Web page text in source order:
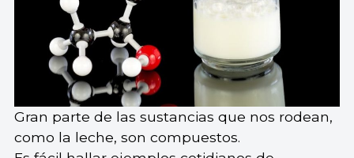
Gran parte de las sustancias que nos rodean,
como la leche, son compuestos.